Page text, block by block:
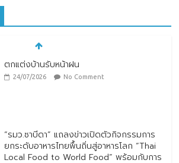
ตกแต่งบ้านรับหน้าฝน
24/07/2026 No Comment
“รมว.ซาบีดา” แถลงข่าวเปิดตัวกิจกรรมการ
ยกระดับอาหารไทยพื้นถิ่นสู่อาหารโลก “Thai
Local Food to World Food” พร้อมกับการ